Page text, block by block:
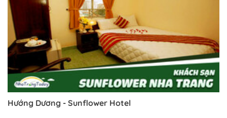
Hướng Dương - Sunflower Hotel